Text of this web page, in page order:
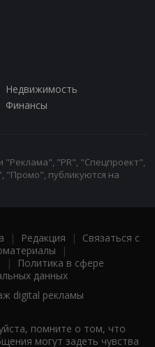
Недвижимость
Финансы
"PR", "Спецпроект",
"Промо", публикуются на
| Редакция | Связаться с
|
|
Политика в сфере
данных
digital рекламы
помните о том, что
могут задеть чувства